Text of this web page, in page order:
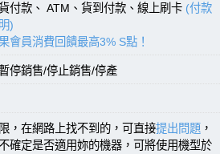
付款、 ATM、貨到付款、線上刷卡 (付款
)
會員消費回饋最高3% S點！
停銷售/停止銷售/停產
，在網路上找不到的，可直接提出問題 ，
確定是否適用妳的機器，可將使用機型於